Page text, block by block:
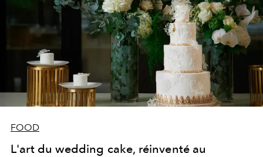
FOOD
L'art du wedding cake, réinventé au